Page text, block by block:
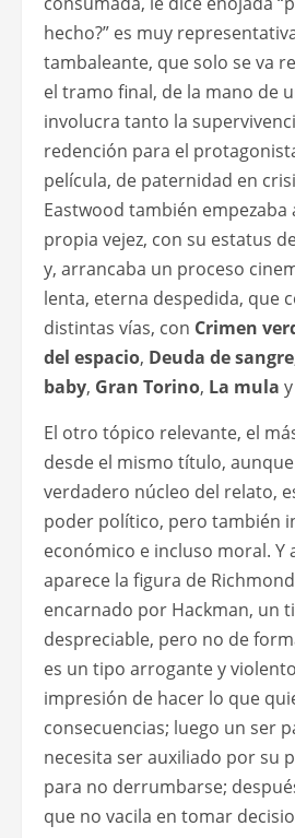
hecho?” es muy
tambaleante, que solo se va
el tramo final, de la mano de
involucra tanto la
redención para el
película, de paternidad en
Eastwood también empezaba
propia vejez, con su estatus
y, arrancaba un proceso
lenta, eterna despedida, que
distintas vías, con Crimen
del espacio, Deuda de sangre
baby, Gran Torino, La mula y
El otro tópico relevante, el
desde el mismo título,
verdadero núcleo del relato,
poder político, pero también
económico e incluso moral. Y
aparece la figura de
encarnado por Hackman, un
despreciable, pero no de
es un tipo arrogante y
impresión de hacer lo que
consecuencias; luego un ser
necesita ser auxiliado por su
para no derrumbarse;
que no vacila en tomar